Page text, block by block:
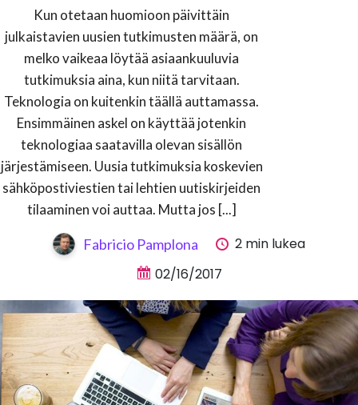
Kun otetaan huomioon päivittäin
julkaistavien uusien tutkimusten määrä, on
melko vaikeaa löytää asiaankuuluvia
tutkimuksia aina, kun niitä tarvitaan.
Teknologia on kuitenkin täällä auttamassa.
Ensimmäinen askel on käyttää jotenkin
teknologiaa saatavilla olevan sisällön
järjestämiseen. Uusia tutkimuksia koskevien
sähköpostiviestien tai lehtien uutiskirjeiden
tilaaminen voi auttaa. Mutta jos [...]
Fabricio Pamplona
2 min lukea
02/16/2017